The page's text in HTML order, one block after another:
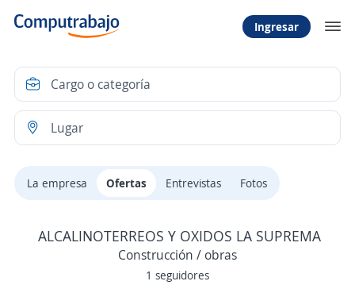
Ingresar
La empresa Ofertas Entrevistas Fotos
ALCALINOTERREOS Y OXIDOS LA SUPREMA
Construcción / obras
1 seguidores